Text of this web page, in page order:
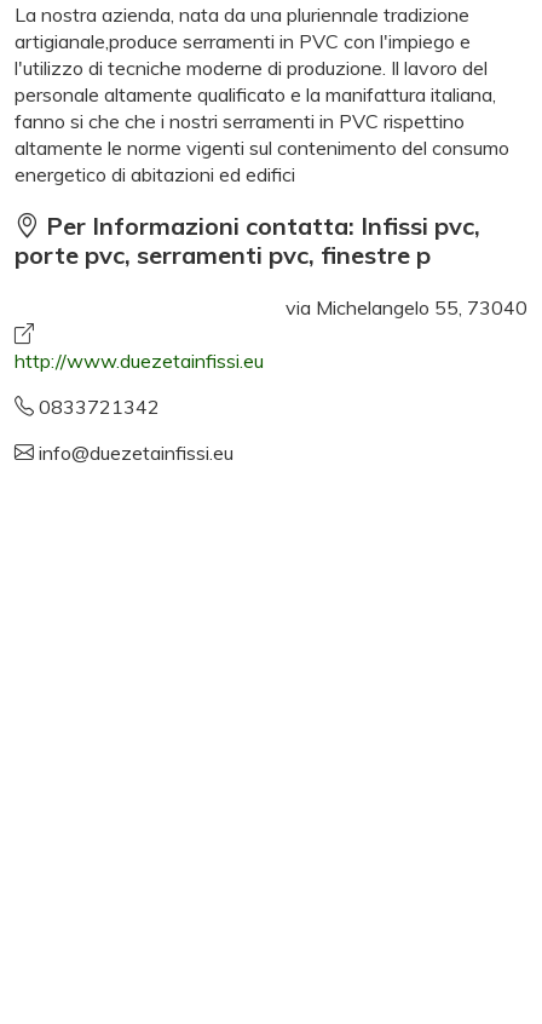
La nostra azienda, nata da una pluriennale tradizione
artigianale,produce serramenti in PVC con l'impiego e
l'utilizzo di tecniche moderne di produzione. Il lavoro del
personale altamente qualificato e la manifattura italiana,
fanno si che che i nostri serramenti in PVC rispettino
altamente le norme vigenti sul contenimento del consumo
energetico di abitazioni ed edifici
Per Informazioni contatta: Infissi pvc,
porte pvc, serramenti pvc, finestre p
http://www.duezetainfissi.eu
0833721342
info@duezetainfissi.eu
via Michelangelo 55, 73040